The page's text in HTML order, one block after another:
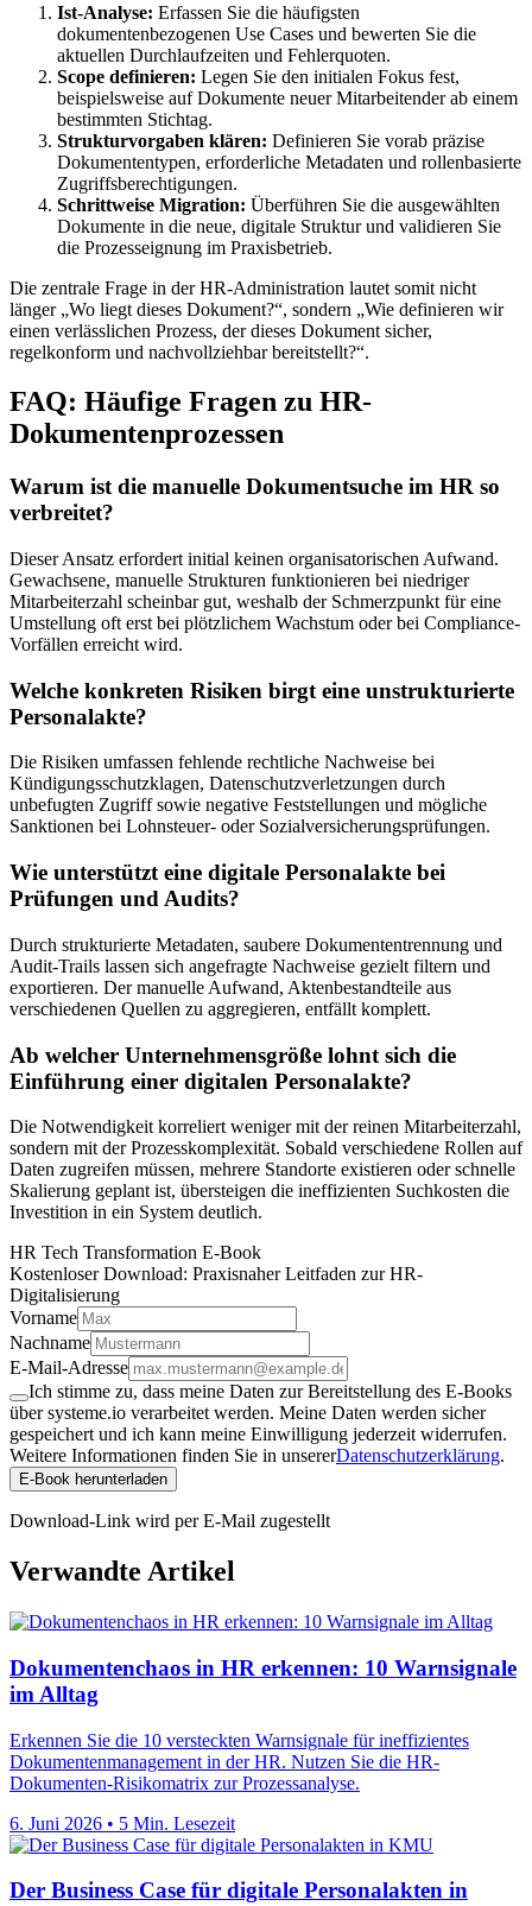
Ist-Analyse: Erfassen Sie die häufigsten
dokumentenbezogenen Use Cases und bewerten Sie die
aktuellen Durchlaufzeiten und Fehlerquoten.
Scope definieren: Legen Sie den initialen Fokus fest,
beispielsweise auf Dokumente neuer Mitarbeitender ab einem
bestimmten Stichtag.
Strukturvorgaben klären: Definieren Sie vorab präzise
Dokumententypen, erforderliche Metadaten und rollenbasierte
Zugriffsberechtigungen.
Schrittweise Migration: Überführen Sie die ausgewählten
Dokumente in die neue, digitale Struktur und validieren Sie
die Prozesseignung im Praxisbetrieb.
Die zentrale Frage in der HR-Administration lautet somit nicht
länger „Wo liegt dieses Dokument?“, sondern „Wie definieren wir
einen verlässlichen Prozess, der dieses Dokument sicher,
regelkonform und nachvollziehbar bereitstellt?“.
FAQ: Häufige Fragen zu HR-
Dokumentenprozessen
Warum ist die manuelle Dokumentsuche im HR so
verbreitet?
Dieser Ansatz erfordert initial keinen organisatorischen Aufwand.
Gewachsene, manuelle Strukturen funktionieren bei niedriger
Mitarbeiterzahl scheinbar gut, weshalb der Schmerzpunkt für eine
Umstellung oft erst bei plötzlichem Wachstum oder bei Compliance-
Vorfällen erreicht wird.
Welche konkreten Risiken birgt eine unstrukturierte
Personalakte?
Die Risiken umfassen fehlende rechtliche Nachweise bei
Kündigungsschutzklagen, Datenschutzverletzungen durch
unbefugten Zugriff sowie negative Feststellungen und mögliche
Sanktionen bei Lohnsteuer- oder Sozialversicherungsprüfungen.
Wie unterstützt eine digitale Personalakte bei
Prüfungen und Audits?
Durch strukturierte Metadaten, saubere Dokumententrennung und
Audit-Trails lassen sich angefragte Nachweise gezielt filtern und
exportieren. Der manuelle Aufwand, Aktenbestandteile aus
verschiedenen Quellen zu aggregieren, entfällt komplett.
Ab welcher Unternehmensgröße lohnt sich die
Einführung einer digitalen Personalakte?
Die Notwendigkeit korreliert weniger mit der reinen Mitarbeiterzahl,
sondern mit der Prozesskomplexität. Sobald verschiedene Rollen auf
Daten zugreifen müssen, mehrere Standorte existieren oder schnelle
Skalierung geplant ist, übersteigen die ineffizienten Suchkosten die
Investition in ein System deutlich.
HR Tech Transformation E-Book
Kostenloser Download: Praxisnaher Leitfaden zur HR-
Digitalisierung
Vorname
Nachname
E-Mail-Adresse
Ich stimme zu, dass meine Daten zur Bereitstellung des E-Books
über systeme.io verarbeitet werden. Meine Daten werden sicher
gespeichert und ich kann meine Einwilligung jederzeit widerrufen.
Weitere Informationen finden Sie in unsererDatenschutzerklärung.
E-Book herunterladen
Download-Link wird per E-Mail zugestellt
Verwandte Artikel
Dokumentenchaos in HR erkennen: 10 Warnsignale
im Alltag
Erkennen Sie die 10 versteckten Warnsignale für ineffizientes
Dokumentenmanagement in der HR. Nutzen Sie die HR-
Dokumenten-Risikomatrix zur Prozessanalyse.
6. Juni 2026 • 5 Min. Lesezeit
Der Business Case für digitale Personalakten in